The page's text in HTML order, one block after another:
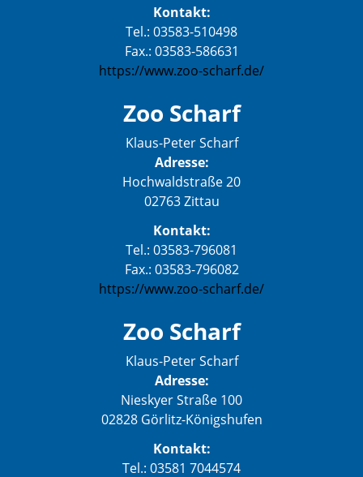
Kontakt:
Tel.: 03583-510498
Fax.: 03583-586631
https://www.zoo-scharf.de/
Zoo Scharf
Klaus-Peter Scharf
Adresse:
Hochwaldstraße 20
02763 Zittau
Kontakt:
Tel.: 03583-796081
Fax.: 03583-796082
https://www.zoo-scharf.de/
Zoo Scharf
Klaus-Peter Scharf
Adresse:
Nieskyer Straße 100
02828 Görlitz-Königshufen
Kontakt:
Tel.: 03581 7044574